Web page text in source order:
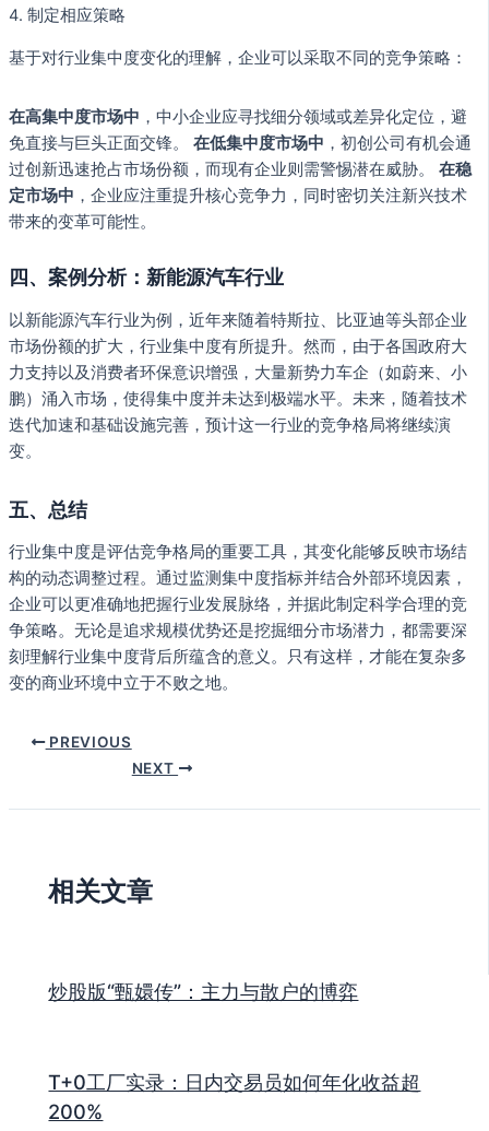
4. 制定相应策略
基于对行业集中度变化的理解，企业可以采取不同的竞争策略：
在高集中度市场中 ，中小企业应寻找细分领域或差异化定位，避
免直接与巨头正面交锋。 在低集中度市场中 ，初创公司有机会通
过创新迅速抢占市场份额，而现有企业则需警惕潜在威胁。 在稳
定市场中 ，企业应注重提升核心竞争力，同时密切关注新兴技术
带来的变革可能性。
四、案例分析：新能源汽车行业
以新能源汽车行业为例，近年来随着特斯拉、比亚迪等头部企业
市场份额的扩大，行业集中度有所提升。然而，由于各国政府大
力支持以及消费者环保意识增强，大量新势力车企（如蔚来、小
鹏）涌入市场，使得集中度并未达到极端水平。未来，随着技术
迭代加速和基础设施完善，预计这一行业的竞争格局将继续演
变。
五、总结
行业集中度是评估竞争格局的重要工具，其变化能够反映市场结
构的动态调整过程。通过监测集中度指标并结合外部环境因素，
企业可以更准确地把握行业发展脉络，并据此制定科学合理的竞
争策略。无论是追求规模优势还是挖掘细分市场潜力，都需要深
刻理解行业集中度背后所蕴含的意义。只有这样，才能在复杂多
变的商业环境中立于不败之地。
PREVIOUS
NEXT
相关文章
炒股版“甄嬛传”：主力与散户的博弈
T+0工厂实录：日内交易员如何年化收益超
200%